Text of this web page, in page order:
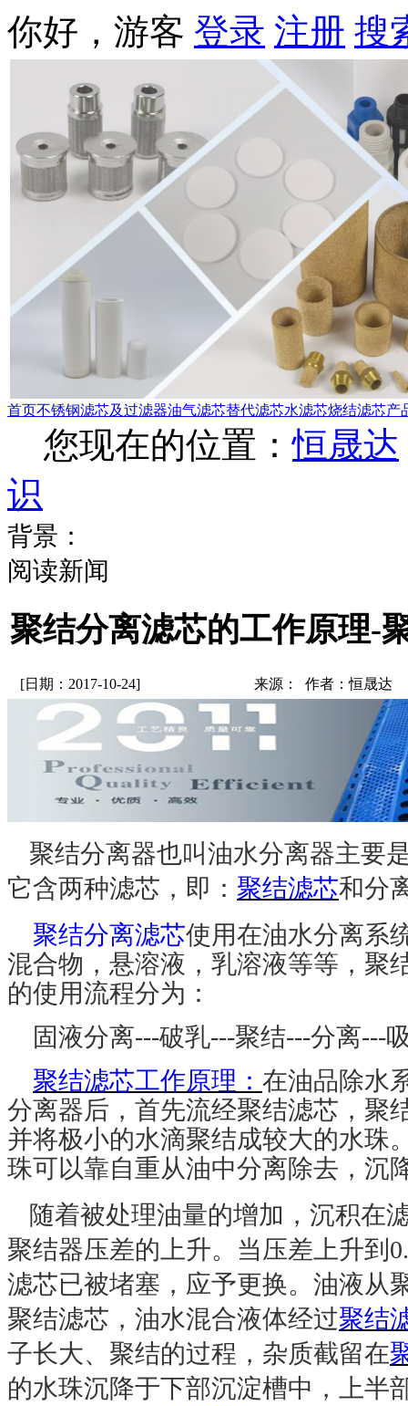
你好，游客 登录 注册 搜
首页不锈钢滤芯及过滤器油气滤芯替代滤芯水滤芯烧结滤芯产
您现在的位置：恒晟达
识
背景：
阅读新闻
聚结分离滤芯的工作原理-
[日期：2017-10-24] 来源： 作者：恒晟达
聚结分离器也叫油水分离器主要
它含两种滤芯，即： 聚结滤芯和分
聚结分离滤芯使用在油水分离系
混合物，悬溶液，乳溶液等等，聚
的使用流程分为：
固液分离---破乳---聚结---分离---
聚结滤芯工作原理： 在油品除水
分离器后，首先流经聚结滤芯，聚
并将极小的水滴聚结成较大的水珠
珠可以靠自重从油中分离除去，沉
随着被处理油量的增加，沉积在
聚结器压差的上升。当压差上升到
滤芯已被堵塞，应予更换。油液从
聚结滤芯，油水混合液体经过聚结
子长大、聚结的过程，杂质截留在
的水珠沉降于下部沉淀槽中，上半